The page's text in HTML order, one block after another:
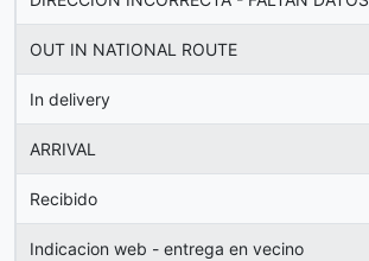
OUT IN NATIONAL ROUTE
In delivery
ARRIVAL
Recibido
Indicacion web - entrega en vecino